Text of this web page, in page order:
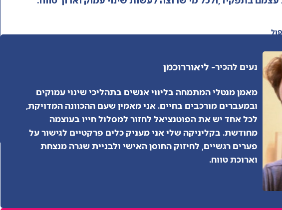
נעים להכיר- ליאוררוכמן
מאמן מנטלי המתמחה בליווי אנשים בתהליכי שינוי עמוקים
ובמעברים מורכבים בחיים. אני מאמין שעם ההכוונה המדויקת,
לכל אחד יש את הפוטנציאל לחזור למסלול חייו בעוצמה
מחודשת. בקליניקה שלי אני מעניק כלים פרקטיים לגישור על
פערים רגשיים, לחיזוק החוסן האישי ולבניית שגרה מנצחת
וארוכת טווח.